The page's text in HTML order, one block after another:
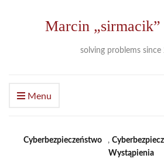
Marcin „sirmacik”
solving problems since
Menu
Cyberbezpieczeństwo ,
Wystąpienia